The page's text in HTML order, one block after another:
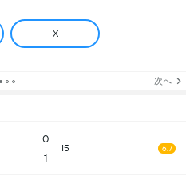
X
次へ
0
1
15 6.7